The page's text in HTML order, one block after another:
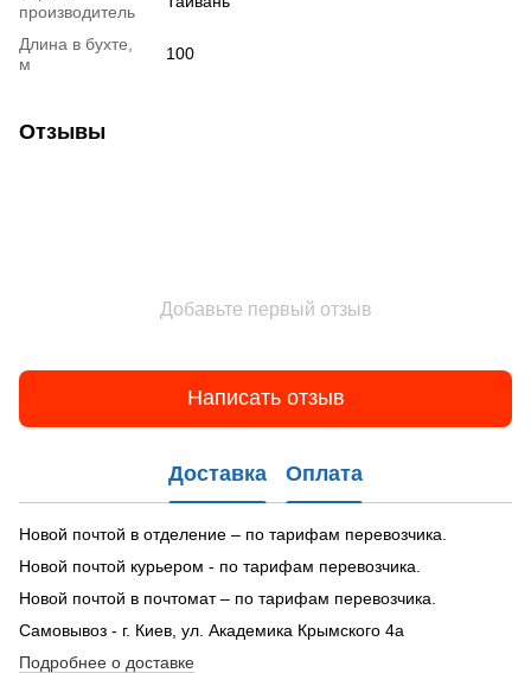
производитель
Длина в бухте,
м
100
Отзывы
Добавьте первый отзыв
Написать отзыв
Доставка Оплата
Новой почтой в отделение – по тарифам перевозчика.
Новой почтой курьером - по тарифам перевозчика.
Новой почтой в почтомат – по тарифам перевозчика.
Самовывоз - г. Киев, ул. Академика Крымского 4а
Подробнее о доставке